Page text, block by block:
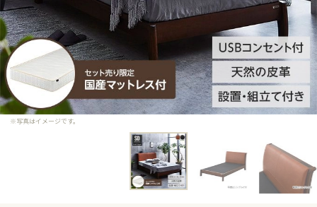
※写真はイメージです。